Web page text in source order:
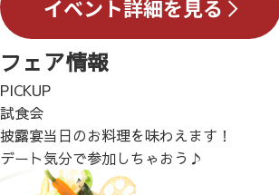
フェア情報
PICKUP
試食会
披露宴当日のお料理を味わえます！
デート気分で参加しちゃおう♪